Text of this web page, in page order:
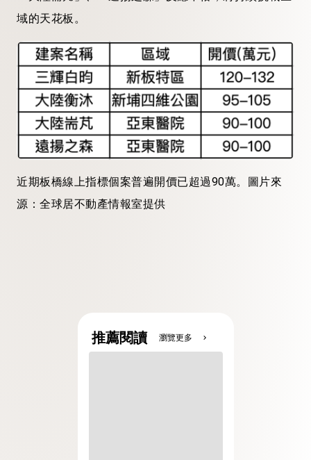
域的天花板。
近期板橋線上指標個案普遍開價已超過90萬。圖片來
源：全球居不動產情報室提供
推薦閱讀 瀏覽更多 chevron_right